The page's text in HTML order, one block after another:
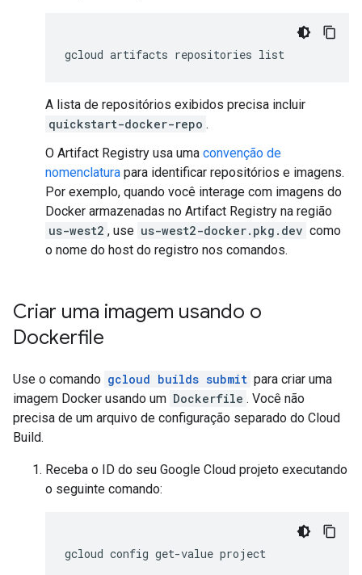
gcloud artifacts repositories
A lista de repositórios exibidos precisa incluir
quickstart-docker-repo .
O Artifact Registry usa uma convenção de
nomenclatura para identificar repositórios e imagens.
Por exemplo, quando você interage com imagens do
Docker armazenadas no Artifact Registry na região
us-west2 , use us-west2-docker.pkg.dev como
o nome do host do registro nos comandos.
Criar uma imagem usando o
Dockerfile
Use o comando gcloud builds submit para criar uma
imagem Docker usando um Dockerfile . Você não
precisa de um arquivo de configuração separado do Cloud
Build.
Receba o ID do seu Google Cloud projeto executando
o seguinte comando: